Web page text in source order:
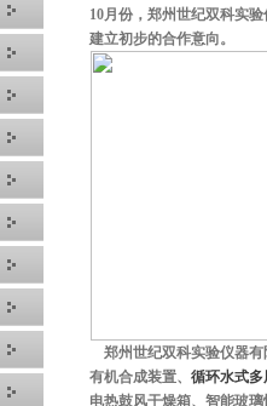
10月份，郑州世纪双科实
建立初步的合作意向。
郑州世纪双科实验仪器
有机合成装置、循环水式
电热鼓风干燥箱、智能玻